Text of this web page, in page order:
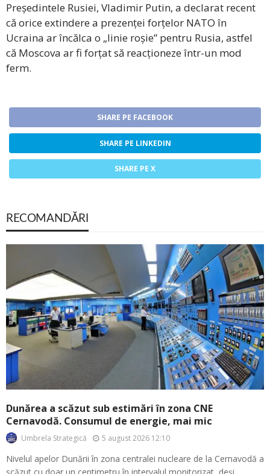
Președintele Rusiei, Vladimir Putin, a declarat recent
că orice extindere a prezenței forțelor NATO în
Ucraina ar încălca o „linie roșie” pentru Rusia, astfel
că Moscova ar fi forțat să reacționeze într-un mod
ferm.
SHARE PE FACEBOOK
SHARE PE LINKEDIN
SHARE PE X
RECOMANDĂRI
Dunărea a scăzut sub estimări în zona CNE
Cernavodă. Consumul de energie, mai mic
Umbrela Strategică 5 august 2026 12:10
Nivelul apelor Dunării în zona centralei nucleare de la Cernavodă a